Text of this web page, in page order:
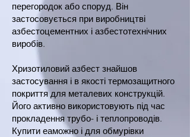
перегородок або споруд. Він
застосовується при виробництві
азбестоцементних і азбестотехнічних
виробів.
Хризотиловий азбест знайшов
застосування і в якості термозащитного
покриття для металевих конструкцій.
Його активно використовують під час
прокладення трубо- і теплопроводів.
Купити еаможно і для обмурівки